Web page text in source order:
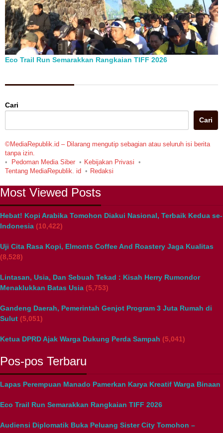
Eco Trail Run Semarakkan Rangkaian TIFF 2026
Cari
Cari
©MediaRepublik.id – Dilarang mengutip sebagian atau seluruh isi berita
tanpa izin.
Pedoman Media Siber
Kebijakan Privasi
Tentang MediaRepublik. id
Redaksi
Most Viewed Posts
Hebat! Kopi Arabika Tomohon Diakui Nasional, Terbaik Kedua se-
Indonesia (10,422)
Uji Cita Rasa Kopi, Elmonts Coffee And Roastery Jaga Kualitas
(8,528)
Lintasan, Usia, Dan Sebuah Tekad : Kisah Herry Rumondor
Menaklukkan Batas Usia (5,753)
Gandeng Daerah, Pemerintah Genjot Program 3 Juta Rumah di
Sulut (5,051)
Ketua DPRD Ajak Warga Dukung Perda Sampah (5,041)
Pos-pos Terbaru
Lapas Perempuan Manado Pamerkan Karya Kreatif Warga Binaan
Eco Trail Run Semarakkan Rangkaian TIFF 2026
Audiensi Diplomatik Buka Peluang Sister City Tomohon –